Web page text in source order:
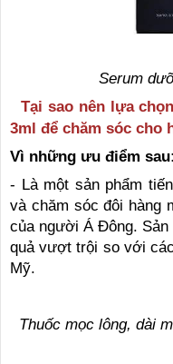
Serum
Tại sao nên lựa
3ml để chăm sóc cho
Vì những ưu điểm sau:
- Là một sản phẩm
và chăm sóc đôi hàng
của người Á Đông.
quả vượt trội so với
Mỹ.
Thuốc mọc lông, dài